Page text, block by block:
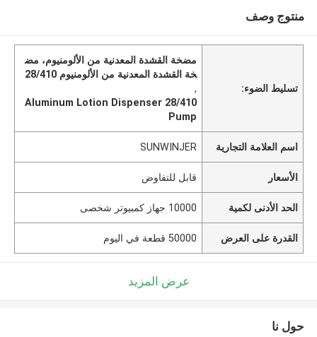
منتوج وصف
تسليط الضوء:
مضخة القشدة المعدنية من الألومنيوم، مض
خة القشدة المعدنية من الألومنيوم 28/410
,
28/410 Aluminum Lotion Dispenser
Pump
اسم العلامة التجارية SUNWINJER
الأسعار قابل للتفاوض
الحد الأدنى لكمية 10000 جهاز كمبيوتر شخصى
القدرة على العرض 50000 قطعة في اليوم
عرض المزيد
حول نا